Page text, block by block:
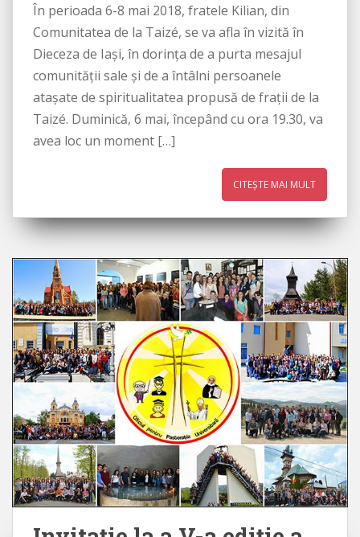
În perioada 6-8 mai 2018, fratele Kilian, din
Comunitatea de la Taizé, se va afla în vizită în
Dieceza de Iaşi, în dorinţa de a purta mesajul
comunităţii sale şi de a întâlni persoanele
ataşate de spiritualitatea propusă de fraţii de la
Taizé. Duminică, 6 mai, începând cu ora 19.30, va
avea loc un moment […]
CITEȘTE MAI MULT